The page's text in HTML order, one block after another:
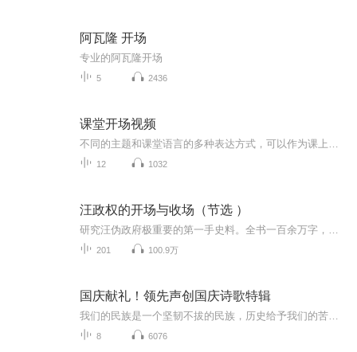
阿瓦隆 开场
专业的阿瓦隆开场
5 2436
课堂开场视频
12 1032
汪政权的开场与收场（节选 ）
201 100.9万
国庆献礼！领先声创国庆诗歌特辑
8 6076